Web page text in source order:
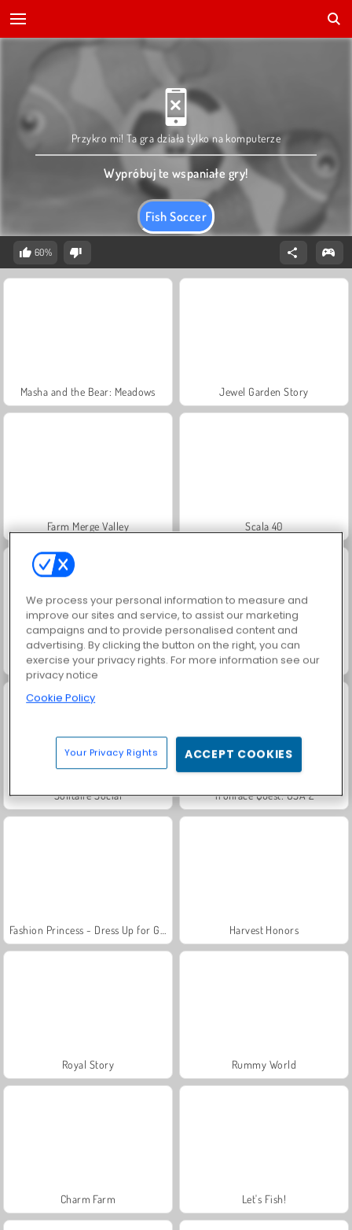
Fish Soccer
Przykro mi! Ta gra działa tylko na komputerze
Wypróbuj te wspaniałe gry!
60%
Masha and the Bear: Meadows Jewel Garden Story
Farm Merge Valley Scala 40
Juice Merge Grand Mahjong Connect
Solitaire Social Trollface Quest: USA 2
Harvest Honors
Royal Story Rummy World
Charm Farm Let's Fish!
We process your personal information to measure and
improve our sites and service, to assist our marketing
campaigns and to provide personalised content and
advertising. By clicking the button on the right, you can
exercise your privacy rights. For more information see our
privacy notice
Cookie Policy
Your Privacy Rights ACCEPT COOKIES